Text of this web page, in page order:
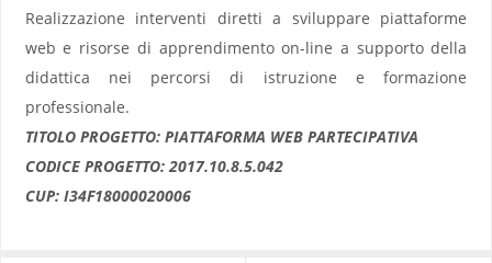
Realizzazione interventi diretti a sviluppare piattaforme
web e risorse di apprendimento on-line a supporto della
didattica nei percorsi di istruzione e formazione
professionale.
TITOLO PROGETTO: PIATTAFORMA WEB PARTECIPATIVA
CODICE PROGETTO: 2017.10.8.5.042
CUP: I34F18000020006